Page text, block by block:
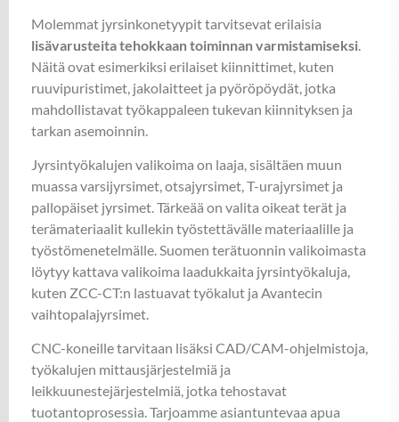
Molemmat jyrsinkonetyypit tarvitsevat erilaisia
lisävarusteita tehokkaan toiminnan varmistamiseksi
Näitä ovat esimerkiksi erilaiset kiinnittimet, kuten
ruuvipuristimet, jakolaitteet ja pyöröpöydät, jotka
mahdollistavat työkappaleen tukevan kiinnityksen ja
tarkan asemoinnin.
Jyrsintyökalujen valikoima on laaja, sisältäen muun
muassa varsijyrsimet, otsajyrsimet, T-urajyrsimet ja
pallopäiset jyrsimet. Tärkeää on valita oikeat terät ja
terämateriaalit kullekin työstettävälle materiaalille ja
työstömenetelmälle. Suomen terätuonnin valikoimasta
löytyy kattava valikoima laadukkaita jyrsintyökaluja,
kuten ZCC-CT:n lastuavat työkalut ja Avantecin
vaihtopalajyrsimet.
CNC-koneille tarvitaan lisäksi CAD/CAM-ohjelmistoja,
työkalujen mittausjärjestelmiä ja
leikkuunestejärjestelmiä, jotka tehostavat
tuotantoprosessia. Tarjoamme asiantuntevaa apua